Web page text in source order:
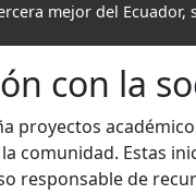
mejor del Ecuador,
con la
proyectos
comunidad. Estas
responsable de